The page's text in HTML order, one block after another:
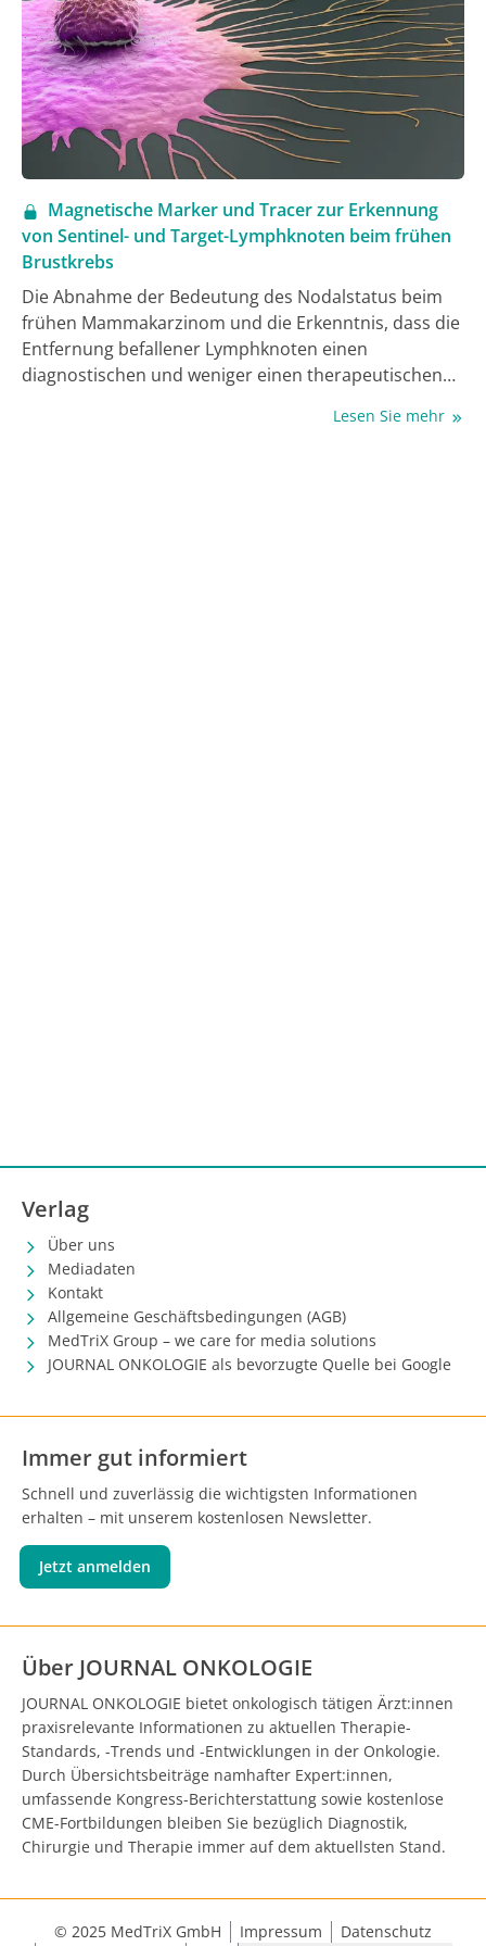
Magnetische Marker und Tracer zur Erkennung
von Sentinel- und Target-Lymphknoten beim frühen
Brustkrebs
Die Abnahme der Bedeutung des Nodalstatus beim
frühen Mammakarzinom und die Erkenntnis, dass die
Entfernung befallener Lymphknoten einen
diagnostischen und weniger einen therapeutischen
geführt. Die Axilladissektion ist von der Regel zur
Lesen Sie mehr
Verlag
Über uns
Mediadaten
Kontakt
Allgemeine Geschäftsbedingungen (AGB)
MedTriX Group – we care for media solutions
JOURNAL ONKOLOGIE als bevorzugte Quelle bei Google
Immer gut informiert
Schnell und zuverlässig die wichtigsten Informationen
erhalten – mit unserem kostenlosen Newsletter.
Jetzt anmelden
Über JOURNAL ONKOLOGIE
JOURNAL ONKOLOGIE bietet onkologisch tätigen Ärzt:innen
praxisrelevante Informationen zu aktuellen Therapie-
Standards, -Trends und -Entwicklungen in der Onkologie.
Durch Übersichtsbeiträge namhafter Expert:innen,
umfassende Kongress-Berichterstattung sowie kostenlose
CME-Fortbildungen bleiben Sie bezüglich Diagnostik,
Chirurgie und Therapie immer auf dem aktuellsten Stand.
© 2025 MedTriX GmbH Impressum
Datenschutz